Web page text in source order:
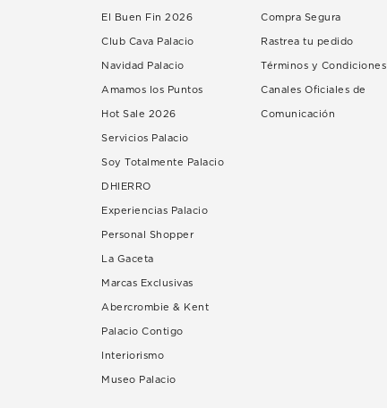
El Buen Fin 2026
Club Cava Palacio
Navidad Palacio
Amamos los Puntos
Hot Sale 2026
Servicios Palacio
Soy Totalmente Palacio
DHIERRO
Experiencias Palacio
Personal Shopper
La Gaceta
Marcas Exclusivas
Abercrombie & Kent
Palacio Contigo
Interiorismo
Museo Palacio
Compra Segura
Rastrea tu pedido
Términos y Condiciones
Canales Oficiales de
Comunicación